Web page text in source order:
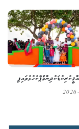
ކުޑަކުދިންގެ ޕާކު ހުޅުވައިފި